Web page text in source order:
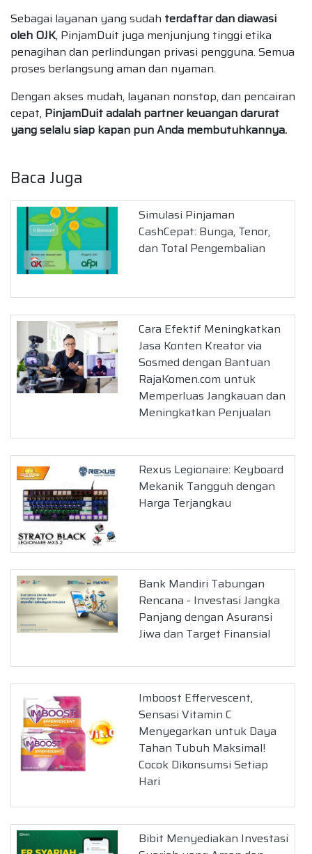
Sebagai layanan yang sudah terdaftar dan diawasi
oleh OJK, PinjamDuit juga menjunjung tinggi etika
penagihan dan perlindungan privasi pengguna. Semua
proses berlangsung aman dan nyaman.
Dengan akses mudah, layanan nonstop, dan pencairan
cepat, PinjamDuit adalah partner keuangan darurat
yang selalu siap kapan pun Anda membutuhkannya.
Baca Juga
Simulasi Pinjaman
CashCepat: Bunga, Tenor,
dan Total Pengembalian
Cara Efektif Meningkatkan
Jasa Konten Kreator via
Sosmed dengan Bantuan
RajaKomen.com untuk
Memperluas Jangkauan dan
Meningkatkan Penjualan
Rexus Legionaire: Keyboard
Mekanik Tangguh dengan
Harga Terjangkau
Bank Mandiri Tabungan
Rencana - Investasi Jangka
Panjang dengan Asuransi
Jiwa dan Target Finansial
Imboost Effervescent,
Sensasi Vitamin C
Menyegarkan untuk Daya
Tahan Tubuh Maksimal!
Cocok Dikonsumsi Setiap
Hari
Bibit Menyediakan Investasi